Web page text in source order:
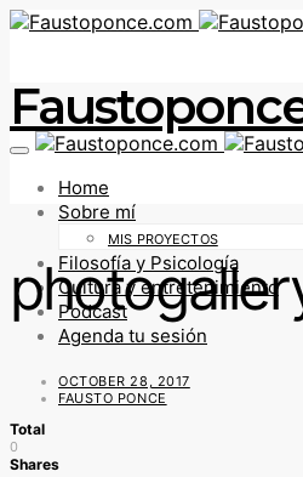
Home
Sobre mí
MIS PROYECTOS
Filosofía y Psicología
Cultura y entretenimiento
Podcast
Agenda tu sesión
OCTOBER 28, 2017
FAUSTO PONCE
Total
0
Shares